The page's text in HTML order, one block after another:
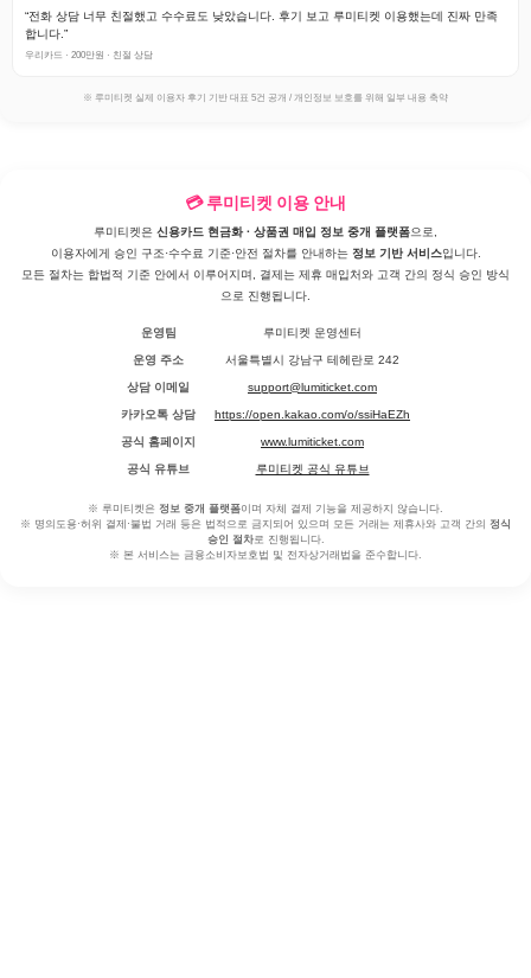
“전화 상담 너무 친절했고 수수료도 낮았습니다. 후기 보고 루미티켓 이용했는데 진짜 만족
합니다.”
우리카드 · 200만원 · 친절 상담
※ 루미티켓 실제 이용자 후기 기반 대표 5건 공개 / 개인정보 보호를 위해 일부 내용 축약
💳 루미티켓 이용 안내
루미티켓은 신용카드 현금화 · 상품권 매입 정보 중개 플랫폼으로,
이용자에게 승인 구조·수수료 기준·안전 절차를 안내하는 정보 기반 서비스입니다.
모든 절차는 합법적 기준 안에서 이루어지며, 결제는 제휴 매입처와 고객 간의 정식 승인 방식
으로 진행됩니다.
운영팀 루미티켓 운영센터
운영 주소 서울특별시 강남구 테헤란로 242
상담 이메일 support@lumiticket.com
카카오톡 상담 https://open.kakao.com/o/ssiHaEZh
공식 홈페이지 www.lumiticket.com
공식 유튜브 루미티켓 공식 유튜브
※ 루미티켓은 정보 중개 플랫폼이며 자체 결제 기능을 제공하지 않습니다.
※ 명의도용·허위 결제·불법 거래 등은 법적으로 금지되어 있으며 모든 거래는 제휴사와 고객 간의 정식
승인 절차로 진행됩니다.
※ 본 서비스는 금융소비자보호법 및 전자상거래법을 준수합니다.